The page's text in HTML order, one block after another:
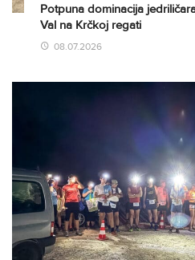
Potpuna dominacija
Val na Krčkoj regati
08.07.2026